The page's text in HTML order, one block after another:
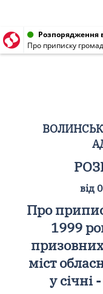
Розпорядження
від
Про
1999
міст
у січні